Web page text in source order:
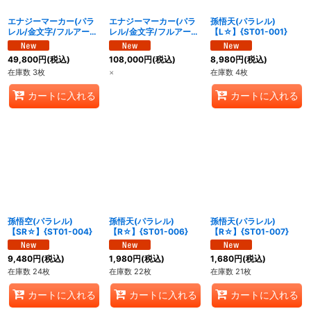
エナジーマーカー(パラ
レル/金文字/フルアー
ト)【☆】{E-158}
49,800円(税込)
在庫数 3枚
カートに入れる
エナジーマーカー(パラ
レル/金文字/フルアー
ト)【☆】{E-159}
108,000円(税込)
×
孫悟天(パラレル)
【L☆】{ST01-001}
8,980円(税込)
在庫数 4枚
カートに入れる
孫悟空(パラレル)
【SR☆】{ST01-004}
9,480円(税込)
在庫数 24枚
カートに入れる
孫悟天(パラレル)
【R☆】{ST01-006}
1,980円(税込)
在庫数 22枚
カートに入れる
孫悟天(パラレル)
【R☆】{ST01-007}
1,680円(税込)
在庫数 21枚
カートに入れる